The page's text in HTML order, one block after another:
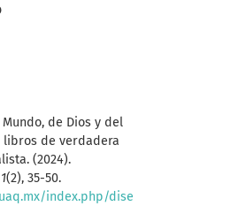
de Dios y del
libros de verdadera
(2024).
1(2), 35-50.
index.php/dise